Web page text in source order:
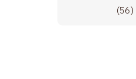
(56)